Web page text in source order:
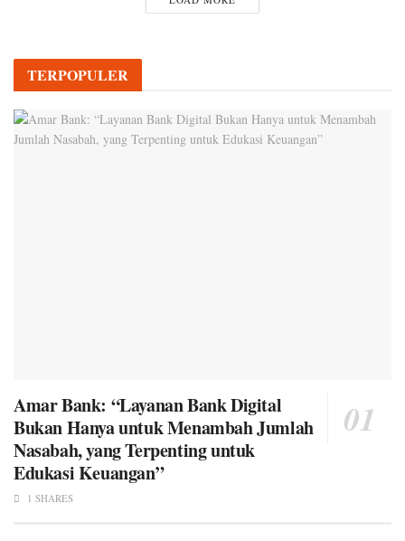
TERPOPULER
Amar Bank: “Layanan Bank Digital
Bukan Hanya untuk Menambah Jumlah
Nasabah, yang Terpenting untuk
Edukasi Keuangan”
1 SHARES